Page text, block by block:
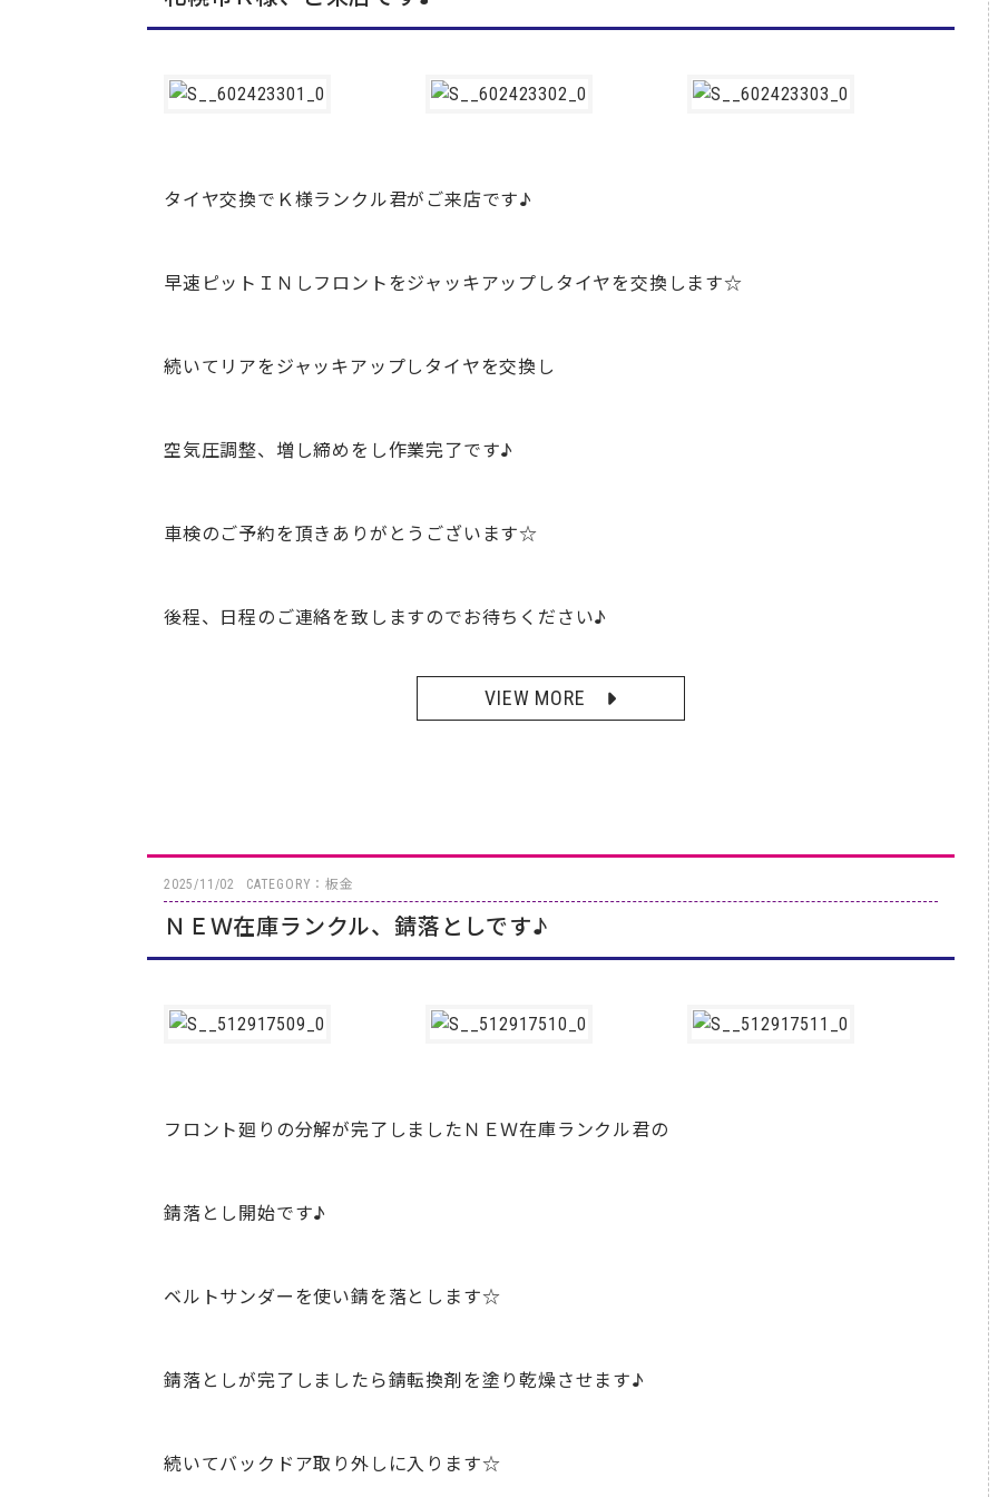
タイヤ交換でＫ様ランクル君がご来店です♪
早速ピットＩＮしフロントをジャッキアップしタイヤを交換します☆
続いてリアをジャッキアップしタイヤを交換し
空気圧調整、増し締めをし作業完了です♪
車検のご予約を頂きありがとうございます☆
後程、日程のご連絡を致しますのでお待ちください♪
VIEW MORE
2025/11/02 CATEGORY：板金
ＮＥＷ在庫ランクル、錆落としです♪
フロント廻りの分解が完了しましたＮＥＷ在庫ランクル君の
錆落とし開始です♪
ベルトサンダーを使い錆を落とします☆
錆落としが完了しましたら錆転換剤を塗り乾燥させます♪
続いてバックドア取り外しに入ります☆